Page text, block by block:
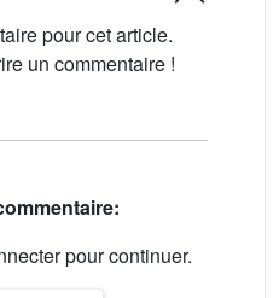
pour cet article.
un commentaire !
pour continuer.